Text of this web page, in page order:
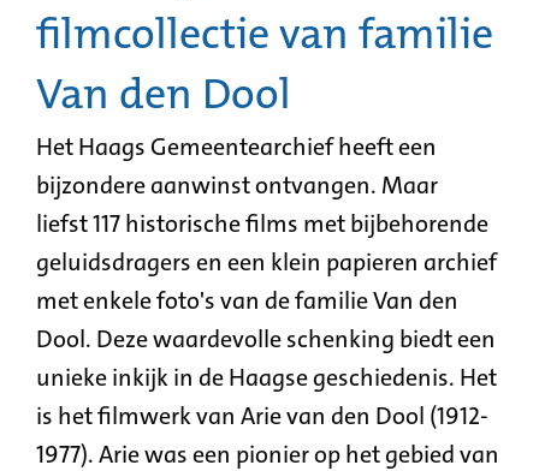
filmcollectie van familie
Van den Dool
Het Haags Gemeentearchief heeft een
bijzondere aanwinst ontvangen. Maar
liefst 117 historische films met bijbehorende
geluidsdragers en een klein papieren archief
met enkele foto's van de familie Van den
Dool. Deze waardevolle schenking biedt een
unieke inkijk in de Haagse geschiedenis. Het
is het filmwerk van Arie van den Dool (1912-
1977). Arie was een pionier op het gebied van